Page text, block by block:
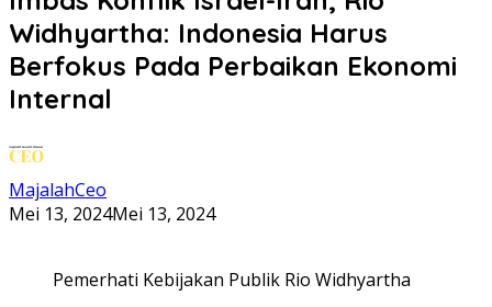
Widhyartha: Indonesia Harus
Berfokus Pada Perbaikan Ekonomi
Internal
MajalahCeo
Mei 13, 2024Mei 13, 2024
Pemerhati Kebijakan Publik Rio Widhyartha